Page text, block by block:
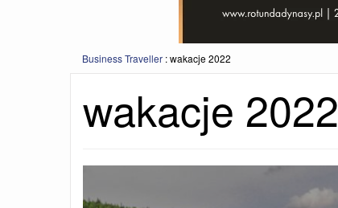
Business Traveller :wakacje 2022
wakacje 2022